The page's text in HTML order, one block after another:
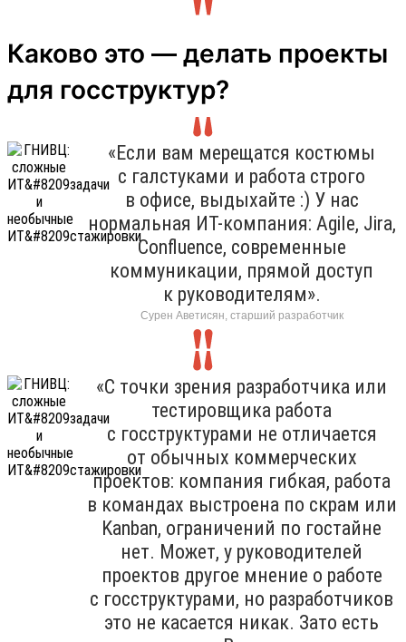
Каково это — делать проекты
для госструктур?
«Если вам мерещатся костюмы
с галстуками и работа строго
в офисе, выдыхайте :) У нас
нормальная ИТ-компания: Agile, Jira,
Confluence, современные
коммуникации, прямой доступ
к руководителям».
Сурен Аветисян, старший разработчик
«С точки зрения разработчика или
тестировщика работа
с госструктурами не отличается
от обычных коммерческих
проектов: компания гибкая, работа
в командах выстроена по скрам или
Kanban, ограничений по гостайне
нет. Может, у руководителей
проектов другое мнение о работе
с госструктурами, но разработчиков
это не касается никак. Зато есть